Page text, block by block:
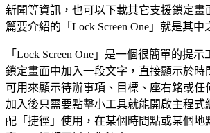
新聞等資訊，也可以下載其它支援鎖定畫
篇要介紹的「Lock Screen One」就是其中
「Lock Screen One」是一個很簡單的提
鎖定畫面中加入一段文字，直接顯示於時
可用來顯示待辦事項、目標、座右銘或任
加入後只需要點擊小工具就能開啟主程式
配「捷徑」使用，在某個時間點或某個地